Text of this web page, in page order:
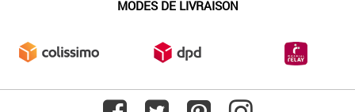
MODES DE LIVRAISON